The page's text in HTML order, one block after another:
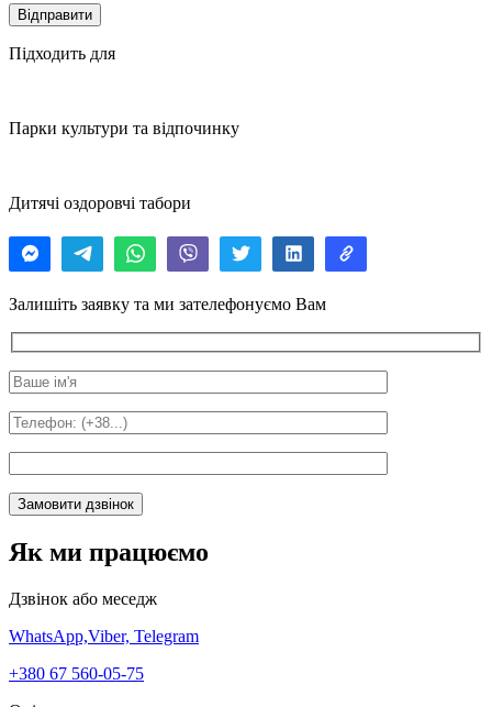
Підходить для
Парки культури та відпочинку
Дитячі оздоровчі табори
Залишіть заявку та ми зателефонуємо Вам
Як ми працюємо
Дзвінок або меседж
WhatsApp,Viber, Telegram
+380 67 560-05-75